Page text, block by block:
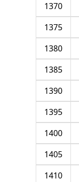
1370
1375
1380
1385
1390
1395
1400
1405
1410